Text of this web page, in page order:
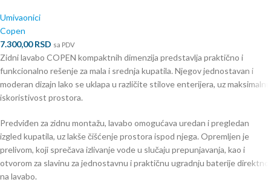
Umivaonici
Copen
7.300,00RSD sa PDV
Zidni lavabo COPEN kompaktnih dimenzija predstavlja praktično i
funkcionalno rešenje za mala i srednja kupatila. Njegov jednostavan i
moderan dizajn lako se uklapa u različite stilove enterijera, uz maksimalnu
iskoristivost prostora.
Predviđen za zidnu montažu, lavabo omogućava uredan i pregledan
izgled kupatila, uz lakše čišćenje prostora ispod njega. Opremljen je
prelivom, koji sprečava izlivanje vode u slučaju prepunjavanja, kao i
otvorom za slavinu za jednostavnu i praktičnu ugradnju baterije direktno
na lavabo.